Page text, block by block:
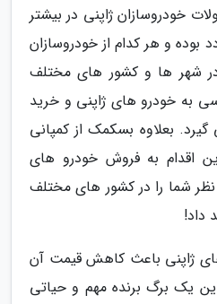
خودروسازان ژاپنی در بیشتر
و هر کدام از خودروسازان
شهر ها و کشور های مختلف
به خودرو های ژاپنی و خرید
بعلاوه بسکمک از کمپانی
اقدام به فروش خودرو های
شما را در کشور های مختلف
داد!
ژاپنی باعث کاهش قیمت آن
یک برگ برنده مهم و حیاتی